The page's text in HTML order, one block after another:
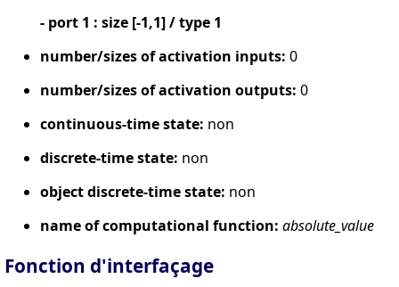
- port 1 : size [-1,1] / type 1
number/sizes of activation inputs: 0
number/sizes of activation outputs: 0
continuous-time state: non
discrete-time state: non
object discrete-time state: non
name of computational function: absolute_value
Fonction d'interfaçage